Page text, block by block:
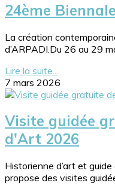
24ème
La création
d’ARPADI.Du 26 au 29
Lire la suite...
7 mars 2026
Visite guidée
d'Art 2026
Historienne d’art et
propose des visites